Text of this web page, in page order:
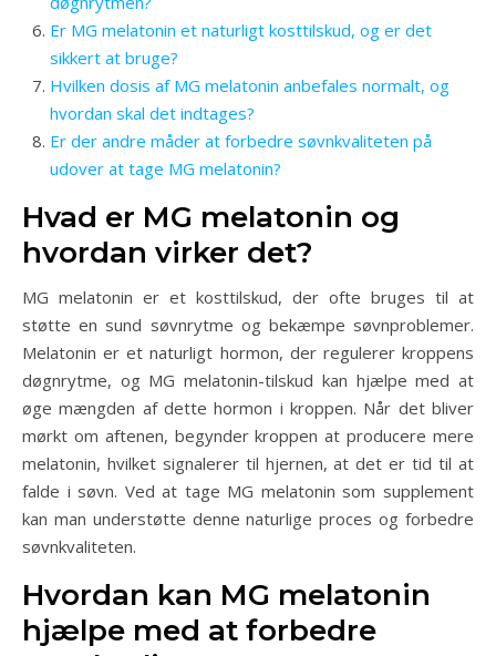
Er MG melatonin et naturligt kosttilskud, og er det
sikkert at bruge?
Hvilken dosis af MG melatonin anbefales normalt, og
hvordan skal det indtages?
Er der andre måder at forbedre søvnkvaliteten på
udover at tage MG melatonin?
Hvad er MG melatonin og
hvordan virker det?
MG melatonin er et kosttilskud, der ofte bruges til at
støtte en sund søvnrytme og bekæmpe søvnproblemer.
Melatonin er et naturligt hormon, der regulerer kroppens
døgnrytme, og MG melatonin-tilskud kan hjælpe med at
øge mængden af dette hormon i kroppen. Når det bliver
mørkt om aftenen, begynder kroppen at producere mere
melatonin, hvilket signalerer til hjernen, at det er tid til at
falde i søvn. Ved at tage MG melatonin som supplement
kan man understøtte denne naturlige proces og forbedre
søvnkvaliteten.
Hvordan kan MG melatonin
hjælpe med at forbedre